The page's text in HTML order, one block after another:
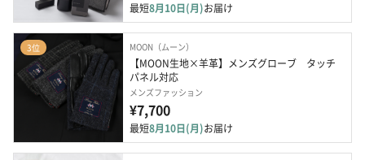
最短8月10日(月)お届け
3位 MOON（ムーン）
【MOON生地×羊革】メンズグローブ　タッチ
パネル対応
メンズファッション
¥7,700
最短8月10日(月)お届け